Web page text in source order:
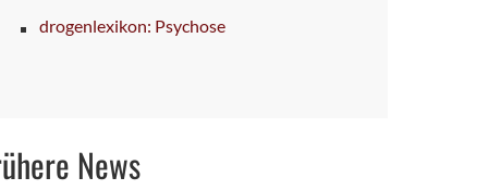
drogenlexikon: Psychose
News